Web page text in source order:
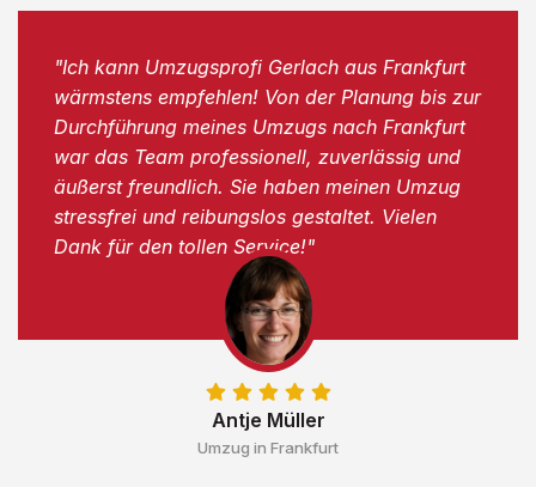
Antje Müller
Umzug in Frankfurt
"Ich kann Umzugsprofi Gerlach aus Frankfurt
wärmstens empfehlen! Von der Planung bis zur
Durchführung meines Umzugs nach Frankfurt
war das Team professionell, zuverlässig und
äußerst freundlich. Sie haben meinen Umzug
stressfrei und reibungslos gestaltet. Vielen
Dank für den tollen Service!"